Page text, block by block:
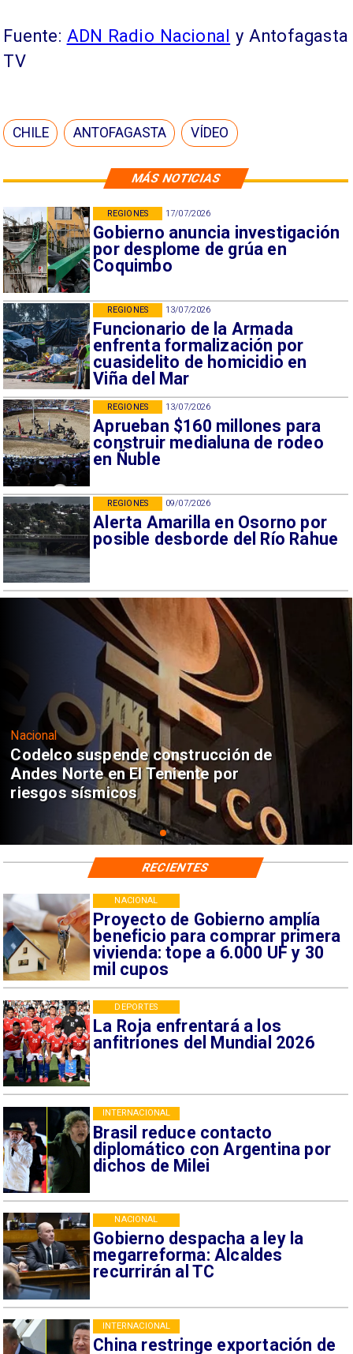
MÁS NOTICIAS
17/07/2026
Gobierno anuncia investigación
por desplome de grúa en
Coquimbo
REGIONES
13/07/2026
Funcionario de la Armada
enfrenta formalización por
cuasidelito de homicidio en
Viña del Mar
REGIONES
13/07/2026
Aprueban $160 millones para
construir medialuna de rodeo
en Ñuble
REGIONES
09/07/2026
Alerta Amarilla en Osorno por
posible desborde del Río Rahue
REGIONES
Fuente: ADN Radio Nacional y Antofagasta
TV
CHILE ANTOFAGASTA VÍDEO
Nacional
Codelco suspende construcción de
Andes Norte en El Teniente por
riesgos sísmicos
Proyecto de Gobierno amplía
beneficio para comprar primera
vivienda: tope a 6.000 UF y 30
mil cupos
NACIONAL
La Roja enfrentará a los
anfitriones del Mundial 2026
DEPORTES
Brasil reduce contacto
diplomático con Argentina por
dichos de Milei
INTERNACIONAL
Gobierno despacha a ley la
megarreforma: Alcaldes
recurrirán al TC
NACIONAL
China restringe exportación de
INTERNACIONAL
RECIENTES